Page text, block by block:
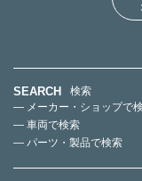
SEARCH
検索
— メーカー・ショップで
— 車両で検索
— パーツ・製品で検索